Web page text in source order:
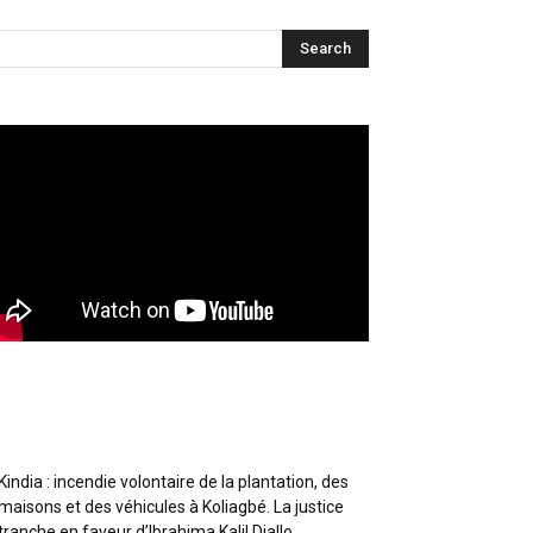
: incendie volontaire de la plantation, des
et des véhicules à Koliagbé. La justice